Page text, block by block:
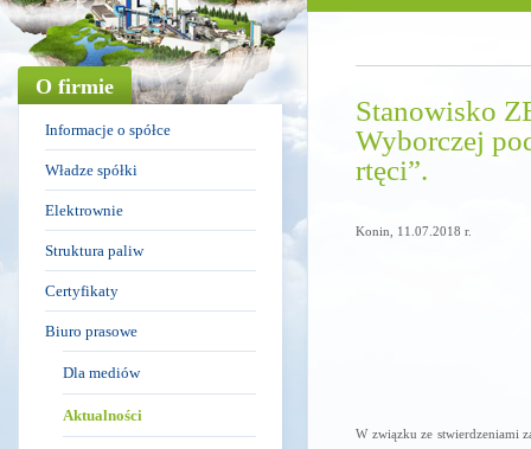
O firmie
Informacje o spółce
Władze spółki
Elektrownie
Struktura paliw
Certyfikaty
Biuro prasowe
Dla mediów
Aktualności
Stanowisko
Wyborczej
rtęci”.
Konin, 11.07.2018 r.
W związku ze stwierdzeniami